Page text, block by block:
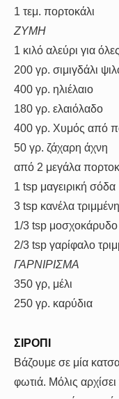
1 τεμ. πορτοκάλι
ΖΥΜΗ
1 κιλό αλεύρι για
200 γρ. σιμιγδάλι
400 γρ. ηλιέλαιο
180 γρ. ελαιόλαδο
400 γρ. Χυμός από
50 γρ. ζάχαρη άχνη
από 2 μεγάλα
1 tsp μαγειρική σόδα
3 tsp κανέλα τριμμένη
1/3 tsp μοσχοκάρυδο
2/3 tsp γαρίφαλο
ΓΑΡΝΙΡΙΣΜΑ
350 γρ, μέλι
250 γρ. καρύδια
ΣΙΡΟΠΙ
Βάζουμε σε μία
φωτιά. Μόλις αρχίσει